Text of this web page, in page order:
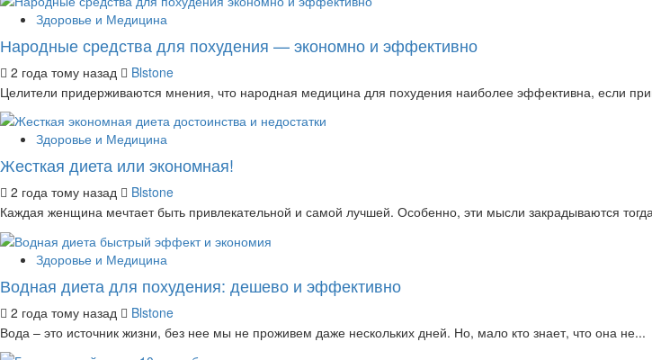
Здоровье и Медицина
Народные средства для похудения — экономно и эффективно
2 года тому назад
Blstone
Целители придерживаются мнения, что народная медицина для похудения наиболее эффективна, если
Здоровье и Медицина
Жесткая диета или экономная!
2 года тому назад
Blstone
Каждая женщина мечтает быть привлекательной и самой лучшей. Особенно, эти мысли закрадываются
Здоровье и Медицина
Водная диета для похудения: дешево и эффективно
2 года тому назад
Blstone
Вода – это источник жизни, без нее мы не проживем даже нескольких дней. Но, мало кто знает, что она не...